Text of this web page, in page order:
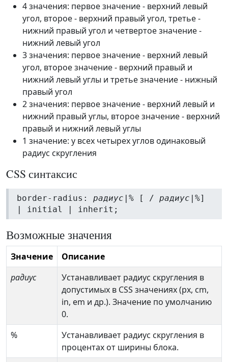
4 значения: первое значение - верхний левый
угол, второе - верхний правый угол, третье -
нижний правый угол и четвертое значение -
нижний левый угол
3 значения: первое значение - верхний левый
угол, второе значение - верхний правый и
нижний левый углы и третье значение - нижный
правый угол
2 значения: первое значение - верхний левый и
нижний правый углы, второе значение - верхний
правый и нижний левый углы
1 значение: у всех четырех углов одинаковый
радиус скругления
CSS синтаксис
border-radius: радиус |% [ / радиус |%]
| initial | inherit;
Возможные значения
Значение
Описание
радиус
Устанавливает радиус скругления в
допустимых в CSS значениях (px, cm,
in, em и др.). Значение по умолчанию
0.
%
Устанавливает радиус скругления в
процентах от ширины блока.